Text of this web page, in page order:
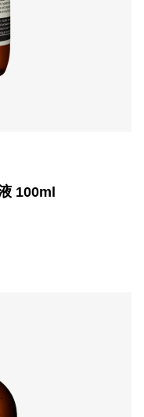
100ml